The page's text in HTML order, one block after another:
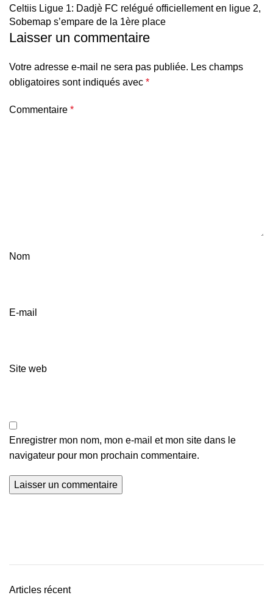
Celtiis Ligue 1: Dadjè FC relégué officiellement en ligue 2,
Sobemap s’empare de la 1ère place
Laisser un commentaire
Votre adresse e-mail ne sera pas publiée. Les champs
obligatoires sont indiqués avec *
Commentaire *
Nom
E-mail
Site web
Enregistrer mon nom, mon e-mail et mon site dans le
navigateur pour mon prochain commentaire.
Articles récent